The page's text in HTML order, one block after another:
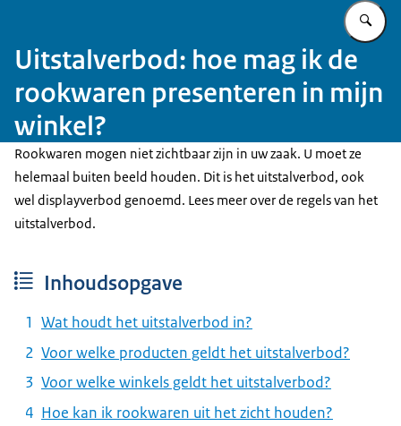
Uitstalverbod: hoe mag ik de
rookwaren presenteren in mijn
winkel?
Rookwaren mogen niet zichtbaar zijn in uw zaak. U moet ze
helemaal buiten beeld houden. Dit is het uitstalverbod, ook
wel displayverbod genoemd. Lees meer over de regels van het
uitstalverbod.
Inhoudsopgave
Wat houdt het uitstalverbod in?
Voor welke producten geldt het uitstalverbod?
Voor welke winkels geldt het uitstalverbod?
Hoe kan ik rookwaren uit het zicht houden?